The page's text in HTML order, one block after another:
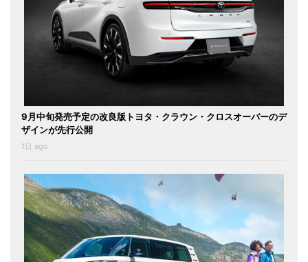
9月中旬発売予定の改良版トヨタ・クラウン・クロスオーバーのデ
ザインが先行公開
1日 ago